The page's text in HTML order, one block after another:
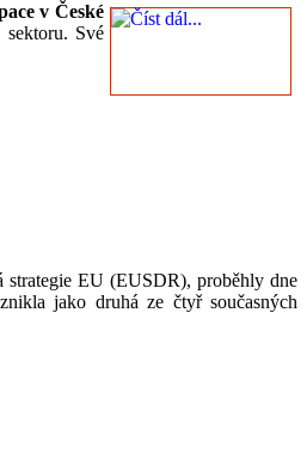
v České
Své
strategie EU (EUSDR), proběhly dne
jako druhá ze čtyř současných